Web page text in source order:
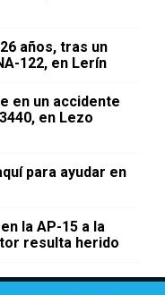
años, tras un
122, en Lerín
en un accidente
en Lezo
para ayudar en
la AP-15 a la
resulta herido